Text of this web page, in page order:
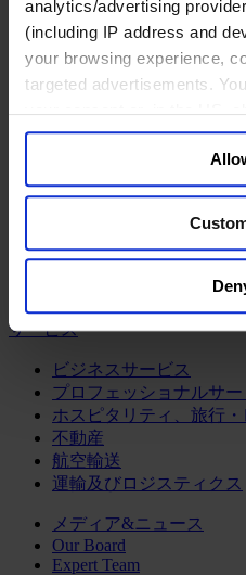
analytics/advertising
(including IP address and
your browsing experience,
targeted advertisements.
your consent or, in the US,
your data for targeted
Sell or Share My Personal
the website. You must opt-
browser. For additional
general collection and use
鉱業・金属
金融サービス
アセットマネジメント
ウェルスマネジメント
デジタル資産、暗号資産
リスクマネジメント
政府系投資ファンド
金融テクノロジー（フィ
サービス
ビジネスサービス
プロフェッショナルサー
ホスピタリティ、旅行
不動産
航空輸送
運輸及びロジスティクス
メディア&ニュース
Our Board
Expert Team